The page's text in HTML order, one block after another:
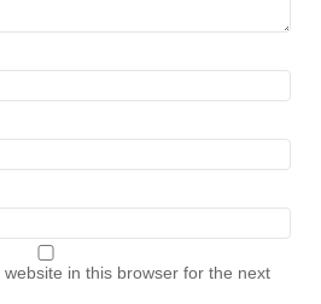
in this browser for the next